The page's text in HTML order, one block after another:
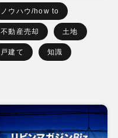
ノウハウ/how to
不動産売却 土地
戸建て 知識